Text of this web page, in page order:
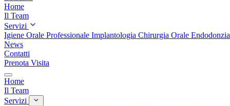
Home
Il Team
Servizi
Igiene Orale Professionale Implantologia Chirurgia Orale Endodonzia
News
Contatti
Prenota Visita
Home
Il Team
Servizi